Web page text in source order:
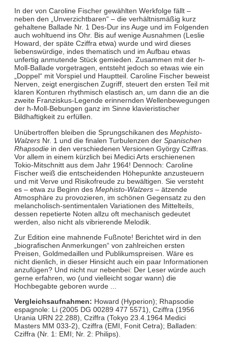
In der von Caroline Fischer gewählten Werkfolge fällt –
neben den „Unverzichtbaren“ – die verhältnismäßig kurz
gehaltene Ballade Nr. 1 Des-Dur ins Auge und im Folgenden
auch wohltuend ins Ohr. Bis auf wenige Ausnahmen (Leslie
Howard, der späte Cziffra etwa) wurde und wird dieses
liebenswürdige, indes thematisch und im Aufbau etwas
unfertig anmutende Stück gemieden. Zusammen mit der h-
Moll-Ballade vorgetragen, entsteht jedoch so etwas wie ein
„Doppel“ mit Vorspiel und Hauptteil. Caroline Fischer beweist
Nerven, zeigt energischen Zugriff, steuert den ersten Teil mit
klaren Konturen rhythmisch elastisch an, um dann die an die
zweite Franziskus-Legende erinnernden Wellenbewegungen
der h-Moll-Bebungen ganz im Sinne klavieristischer
Bildhaftigkeit zu erfüllen.
Unübertroffen bleiben die Sprungschikanen desMephisto-
WalzersNr. 1 und die finalen Turbulenzen der Spanischen
Rhapsodiein den verschiedenen Versionen György Cziffras.
Vor allem in einem kürzlich bei Medici Arts erschienenen
Tokio-Mitschnitt aus dem Jahr 1964! Dennoch: Caroline
Fischer weiß die entscheidenden Höhepunkte anzusteuern
und mit Verve und Risikofreude zu bewältigen. Sie versteht
es – etwa zu Beginn des Mephisto-Walzers – ätzende
Atmosphäre zu provozieren, im schönen Gegensatz zu den
melancholisch-sentimentalen Variationen des Mittelteils,
dessen repetierte Noten allzu oft mechanisch gedeutet
werden, also nicht als vibrierende Melodik.
Zur Edition eine mahnende Fußnote! Berichtet wird in den
„biografischen Anmerkungen“ von zahlreichen ersten
Preisen, Goldmedaillen und Publikumspreisen. Wäre es
nicht dienlich, in dieser Hinsicht auch ein paar Informationen
anzufügen? Und nicht nur nebenbei: Der Leser würde auch
gerne erfahren, wo (und vielleicht sogar wann) die
Hochbegabte geboren wurde ...
Vergleichsaufnahmen: Howard (Hyperion); Rhapsodie
espagnole: Li (2005 DG 00289 477 5571), Cziffra (1956
Urania URN 22.288), Cziffra (Tokyo 23.4.1964 Medici
Masters MM 033-2), Cziffra (EMI, Fonit Cetra); Balladen:
Cziffra (Nr. 1: EMI; Nr. 2: Philips).